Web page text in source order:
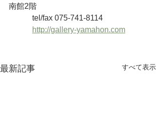
南館2階
tel/fax 075-741-8114
http://gallery-yamahon.com
最新記事 すべて表示